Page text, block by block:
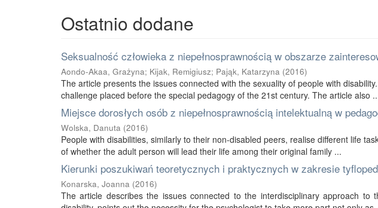
Ostatnio dodane
Seksualność człowieka z niepełnosprawnością w obszarze
Aondo-Akaa, Grażyna; Kijak, Remigiusz; Pająk, Katarzyna (2016)
The article presents the issues connected with the sexuality of people with
challenge placed before the special pedagogy of the 21st century. The article also
Miejsce dorosłych osób z niepełnosprawnością intelektualną w
Wolska, Danuta (2016)
People with disabilities, similarly to their non-disabled peers, realise different life
of whether the adult person will lead their life among their original family ...
Kierunki poszukiwań teoretycznych i praktycznych w zakresie
Konarska, Joanna (2016)
The article describes the issues connected to the interdisciplinary approach to